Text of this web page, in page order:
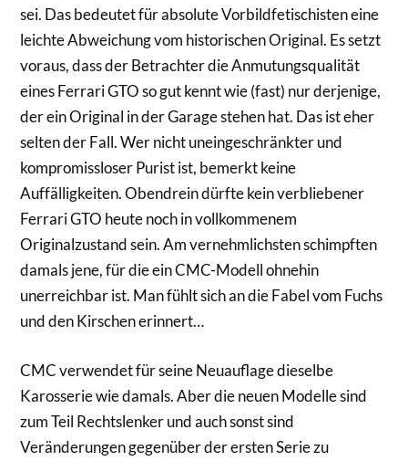
sei. Das bedeutet für absolute Vorbildfetischisten eine
leichte Abweichung vom historischen Original. Es setzt
voraus, dass der Betrachter die Anmutungsqualität
eines Ferrari GTO so gut kennt wie (fast) nur derjenige,
der ein Original in der Garage stehen hat. Das ist eher
selten der Fall. Wer nicht uneingeschränkter und
kompromissloser Purist ist, bemerkt keine
Auffälligkeiten. Obendrein dürfte kein verbliebener
Ferrari GTO heute noch in vollkommenem
Originalzustand sein. Am vernehmlichsten schimpften
damals jene, für die ein CMC-Modell ohnehin
unerreichbar ist. Man fühlt sich an die Fabel vom Fuchs
und den Kirschen erinnert…
CMC verwendet für seine Neuauflage dieselbe
Karosserie wie damals. Aber die neuen Modelle sind
zum Teil Rechtslenker und auch sonst sind
Veränderungen gegenüber der ersten Serie zu